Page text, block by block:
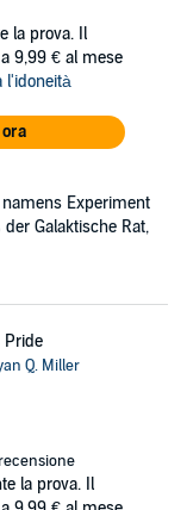
la prova. Il
9,99 € al mese
l'idoneità
Experiment
Galaktische Rat,
Pride
Q. Miller
la prova. Il